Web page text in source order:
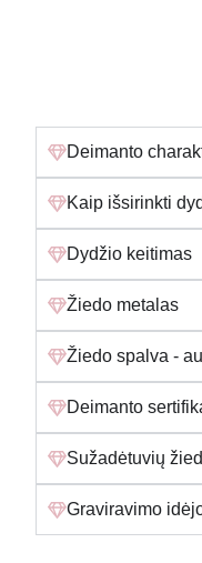
Deimanto
Kaip išsirinkti
Dydžio keitimas
Žiedo metalas
Žiedo spalva -
Deimanto
Sužadėtuvių
Graviravimo